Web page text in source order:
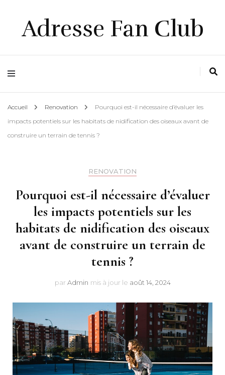
Adresse Fan Club
Accueil Renovation
Pourquoi est-il nécessaire d’évaluer les
impacts potentiels sur les habitats de nidification des oiseaux avant de
construire un terrain de tennis ?
RENOVATION
Pourquoi est-il nécessaire d’évaluer
les impacts potentiels sur les
habitats de nidification des oiseaux
avant de construire un terrain de
tennis ?
par Admin mis à jour le août 14, 2024